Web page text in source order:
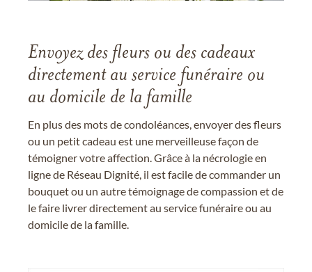
Envoyez des fleurs ou des cadeaux
directement au service funéraire ou
au domicile de la famille
En plus des mots de condoléances, envoyer des fleurs
ou un petit cadeau est une merveilleuse façon de
témoigner votre affection. Grâce à la nécrologie en
ligne de Réseau Dignité, il est facile de commander un
bouquet ou un autre témoignage de compassion et de
le faire livrer directement au service funéraire ou au
domicile de la famille.